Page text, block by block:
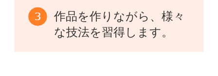
作品を作りながら、様々
な技法を習得します。